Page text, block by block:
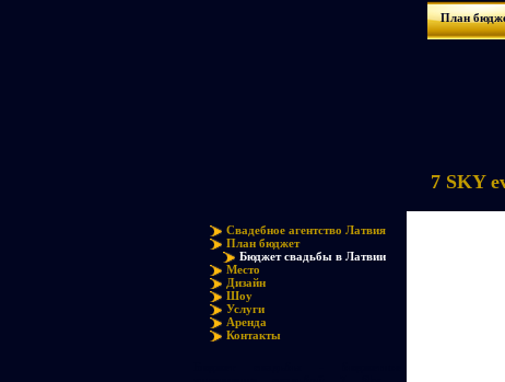
План
Свадебное агентство Латвия
План бюджет
Бюджет свадьбы в Латвии
Место
Дизайн
Шоу
Услуги
Аренда
Контакты
7 SKY